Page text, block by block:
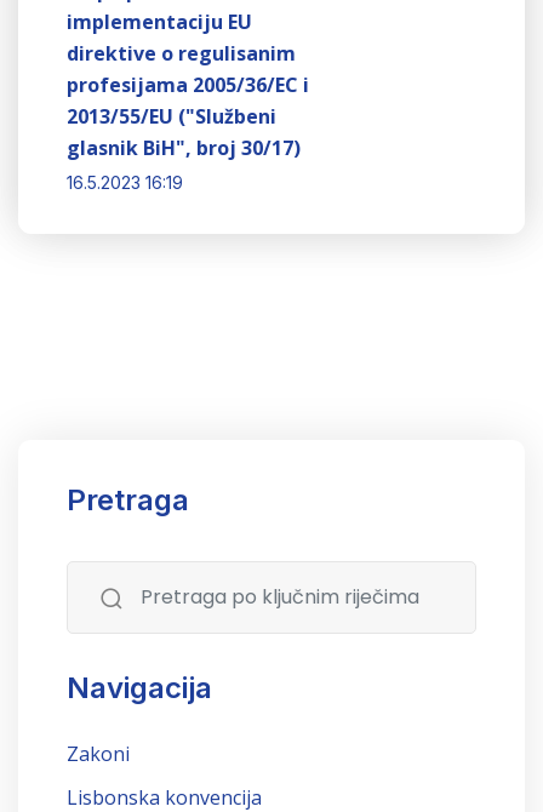
implementaciju EU
direktive o regulisanim
profesijama 2005/36/EC i
2013/55/EU ("Službeni
glasnik BiH", broj 30/17)
16.5.2023 16:19
Pretraga
Navigacija
Zakoni
Lisbonska konvencija